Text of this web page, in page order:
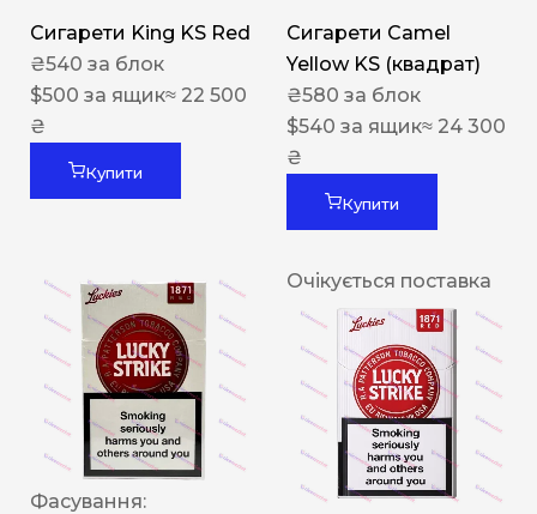
Сигарети King KS Red
₴540 за блок
$500 за ящик≈ 22 500
₴
Купити
Сигарети Camel
Yellow KS (квадрат)
₴580 за блок
$540 за ящик≈ 24 300
₴
Купити
Фасування:
Очікується поставка